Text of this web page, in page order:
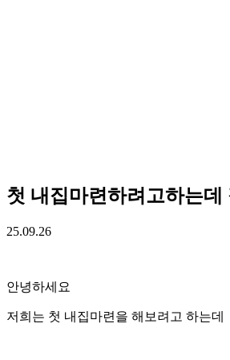
첫 내집마련하려고하는
25.09.26
안녕하세요
저희는 첫 내집마련을 해보려고 하는데